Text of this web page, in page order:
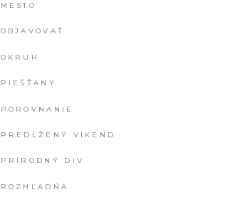
MESTO
OBJAVOVAŤ
OKRUH
PIEŠŤANY
POROVNANIE
PREDĹŽENÝ VÍKEND
PRÍRODNÝ DIV
ROZHĽADŇA